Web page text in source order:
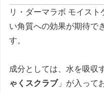
リ・ダーマラボ モイス
い角質への効果が期待で
す。
成分としては、水を吸収
ゃくスクラブ」が入って